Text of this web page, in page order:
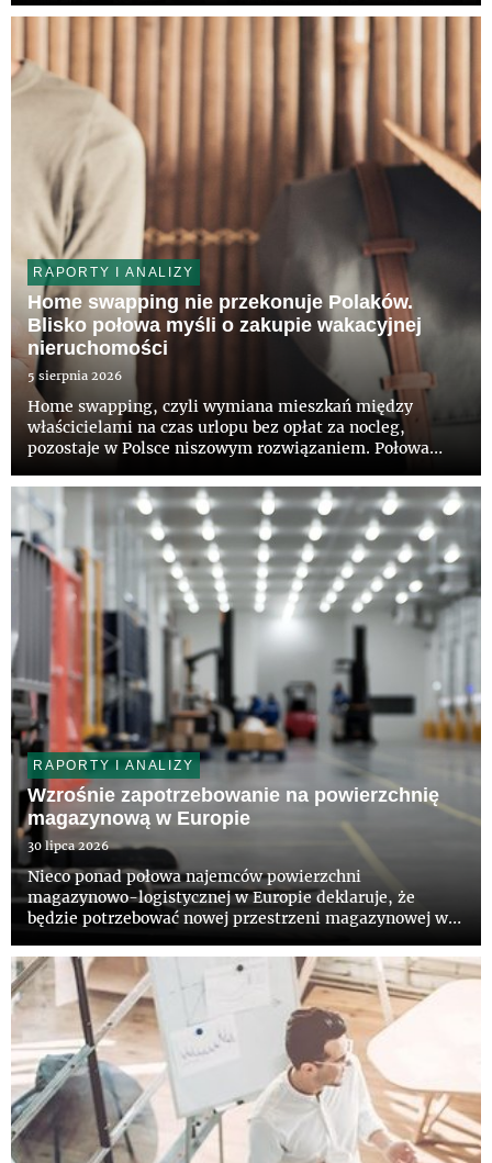
prestiżowym budynku na kolejne lata. Właścicielowi
RAPORTY I ANALIZY
Home swapping nie przekonuje Polaków.
Blisko połowa myśli o zakupie wakacyjnej
nieruchomości
5 sierpnia 2026
Home swapping, czyli wymiana mieszkań między
właścicielami na czas urlopu bez opłat za nocleg,
pozostaje w Polsce niszowym rozwiązaniem. Połowa
12 proc. deklaruje zainteresowanie tym modelem –
wynika z najnowszego...
RAPORTY I ANALIZY
Wzrośnie zapotrzebowanie na powierzchnię
magazynową w Europie
30 lipca 2026
Nieco ponad połowa najemców powierzchni
magazynowo-logistycznej w Europie deklaruje, że
będzie potrzebować nowej przestrzeni magazynowej w
„European Logistics Occupier Survey 2026”,
przygotowanego przez CBRE i firmę A...